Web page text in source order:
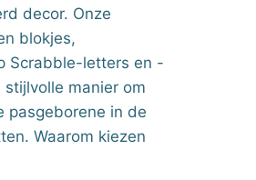
decor. Onze
blokjes,
Scrabble-letters en -
manier om
pasgeborene in de
Waarom kiezen